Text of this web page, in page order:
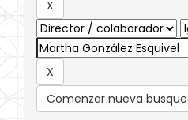
Comenzar nueva